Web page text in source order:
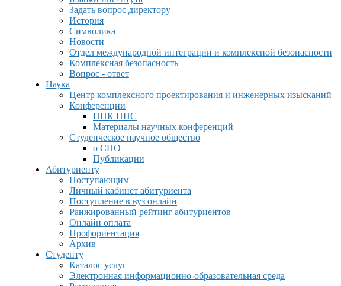
Задать вопрос директору
История
Символика
Новости
Отдел международной интеграции и комплексной безопасности
Комплексная безопасность
Вопрос - ответ
Наука
Центр комплексного проектирования и инженерных изысканий
Конференции
НПК ППС
Материалы научных конференций
Студенческое научное общество
о СНО
Публикации
Абитуриенту
Поступающим
Личный кабинет абитуриента
Поступление в вуз онлайн
Ранжированный рейтинг абитуриентов
Онлайн оплата
Профориентация
Архив
Студенту
Каталог услуг
Электронная информационно-образовательная среда